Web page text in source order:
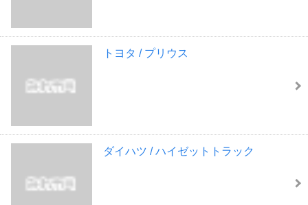
トヨタ / プリウス
ダイハツ / ハイゼットトラック